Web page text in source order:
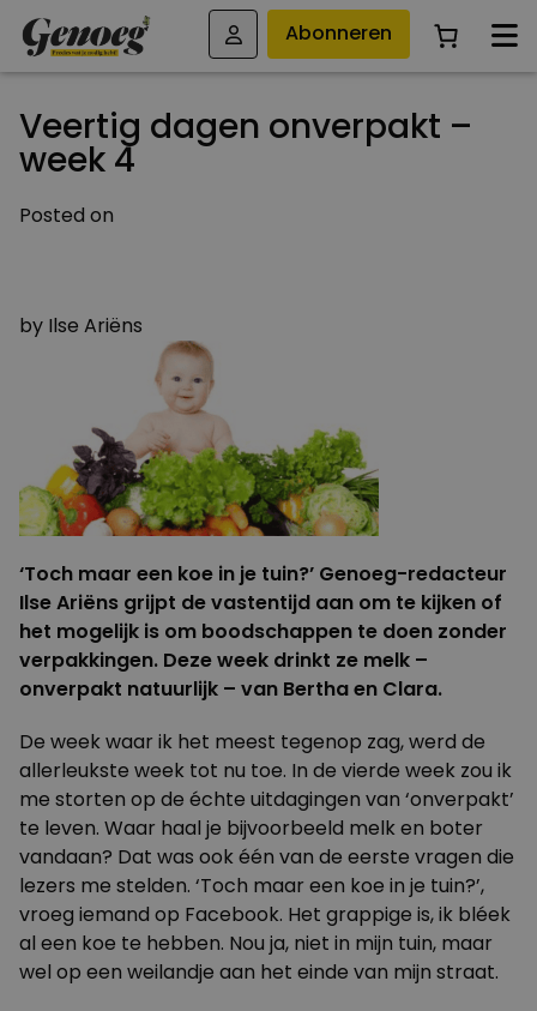
Abonneren
Veertig dagen onverpakt –
week 4
Posted on
by Ilse Ariëns
‘Toch maar een koe in je tuin?’ Genoeg-redacteur
Ilse Ariëns grijpt de vastentijd aan om te kijken of
het mogelijk is om boodschappen te doen zonder
verpakkingen. Deze week drinkt ze melk –
onverpakt natuurlijk – van Bertha en Clara.
De week waar ik het meest tegenop zag, werd de
allerleukste week tot nu toe. In de vierde week zou ik
me storten op de échte uitdagingen van ‘onverpakt’
te leven. Waar haal je bijvoorbeeld melk en boter
vandaan? Dat was ook één van de eerste vragen die
lezers me stelden. ‘Toch maar een koe in je tuin?’,
vroeg iemand op Facebook. Het grappige is, ik bléek
al een koe te hebben. Nou ja, niet in mijn tuin, maar
wel op een weilandje aan het einde van mijn straat.